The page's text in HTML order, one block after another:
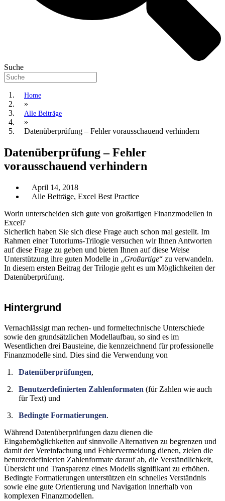
Suche
Home
»
Alle Beiträge
»
Datenüberprüfung – Fehler vorausschauend verhindern
Datenüberprüfung – Fehler
vorausschauend verhindern
April 14, 2018
Alle Beiträge, Excel Best Practice
Worin unterscheiden sich gute von großartigen Finanzmodellen in
Excel?
Sicherlich haben Sie sich diese Frage auch schon mal gestellt. Im
Rahmen einer Tutoriums-Trilogie versuchen wir Ihnen Antworten
auf diese Frage zu geben und bieten Ihnen auf diese Weise
Unterstützung ihre guten Modelle in „Großartige“ zu verwandeln.
In diesem ersten Beitrag der Trilogie geht es um Möglichkeiten der
Datenüberprüfung.
Hintergrund
Vernachlässigt man rechen- und formeltechnische Unterschiede
sowie den grundsätzlichen Modellaufbau, so sind es im
Wesentlichen drei Bausteine, die kennzeichnend für professionelle
Finanzmodelle sind. Dies sind die Verwendung von
Datenüberprüfungen,
Benutzerdefinierten Zahlenformaten (für Zahlen wie auch
für Text) und
Bedingte Formatierungen.
Während Datenüberprüfungen dazu dienen die
Eingabemöglichkeiten auf sinnvolle Alternativen zu begrenzen und
damit der Vereinfachung und Fehlervermeidung dienen, zielen die
benutzerdefinierten Zahlenformate darauf ab, die Verständlichkeit,
Übersicht und Transparenz eines Modells signifikant zu erhöhen.
Bedingte Formatierungen unterstützen ein schnelles Verständnis
sowie eine gute Orientierung und Navigation innerhalb von
komplexen Finanzmodellen.